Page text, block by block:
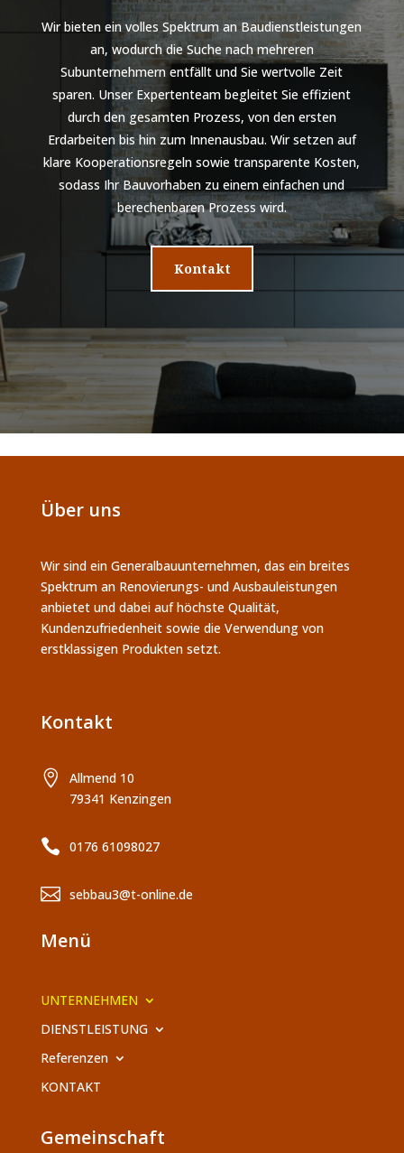
Wir bieten ein volles Spektrum an Baudienstleistungen
an, wodurch die Suche nach mehreren
Subunternehmern entfällt und Sie wertvolle Zeit
sparen. Unser Expertenteam begleitet Sie effizient
durch den gesamten Prozess, von den ersten
Erdarbeiten bis hin zum Innenausbau. Wir setzen auf
klare Kooperationsregeln sowie transparente Kosten,
sodass Ihr Bauvorhaben zu einem einfachen und
berechenbaren Prozess wird.
Kontakt
Über uns
Wir sind ein Generalbauunternehmen, das ein breites
Spektrum an Renovierungs- und Ausbauleistungen
anbietet und dabei auf höchste Qualität,
Kundenzufriedenheit sowie die Verwendung von
erstklassigen Produkten setzt.
Kontakt

Allmend 10
79341 Kenzingen
 0176 61098027
 sebbau3@t-online.de
Menü
UNTERNEHMEN
DIENSTLEISTUNG
Referenzen
KONTAKT
Gemeinschaft